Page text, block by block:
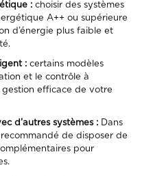
: choisir des systèmes
A++ ou supérieure
d’énergie plus faible et
: certains modèles
et le contrôle à
efficace de votre
d’autres systèmes : Dans
de disposer de
pour